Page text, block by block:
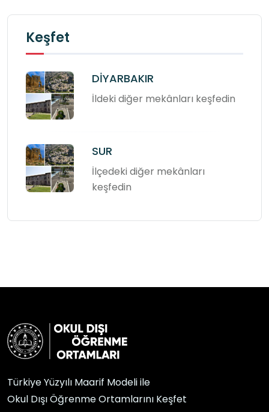
Keşfet
DİYARBAKIR
İldeki diğer mekânları keşfedin
SUR
İlçedeki diğer mekânları
keşfedin
Türkiye Yüzyılı Maarif Modeli ile
Okul Dışı Öğrenme Ortamlarını Keşfet